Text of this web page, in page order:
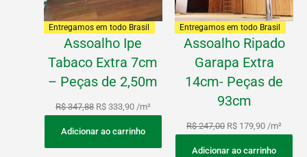
Entregamos em todo Brasil
Assoalho Ipe
Tabaco Extra 7cm
– Peças de 2,50m
R$347,88 R$333,90/m²
Adicionar ao carrinho
Entregamos em todo Brasil
Assoalho Ripado
Garapa Extra
14cm- Peças de
93cm
R$247,00 R$ 179,90 /m²
Adicionar ao carrinho